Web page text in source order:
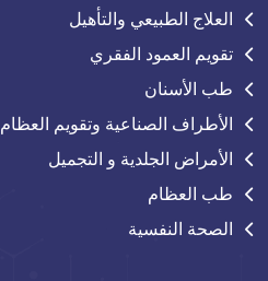
العلاج الطبيعي والتأهيل
تقويم العمود الفقري
طب الأسنان
الأطراف الصناعية وتقويم العظام
الأمراض الجلدية و التجميل
طب العظام
الصحة النفسية